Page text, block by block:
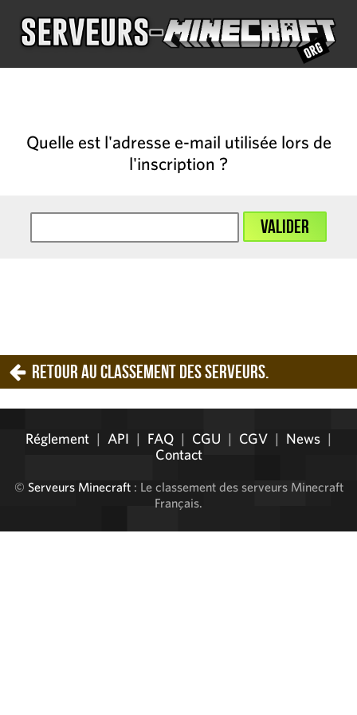
Quelle est l'adresse e-mail utilisée lors de
l'inscription ?
Retour au classement des serveurs.
Réglement | API | FAQ | CGU | CGV | News |
Contact
© Serveurs Minecraft: Le classement des serveurs Minecraft
Français.